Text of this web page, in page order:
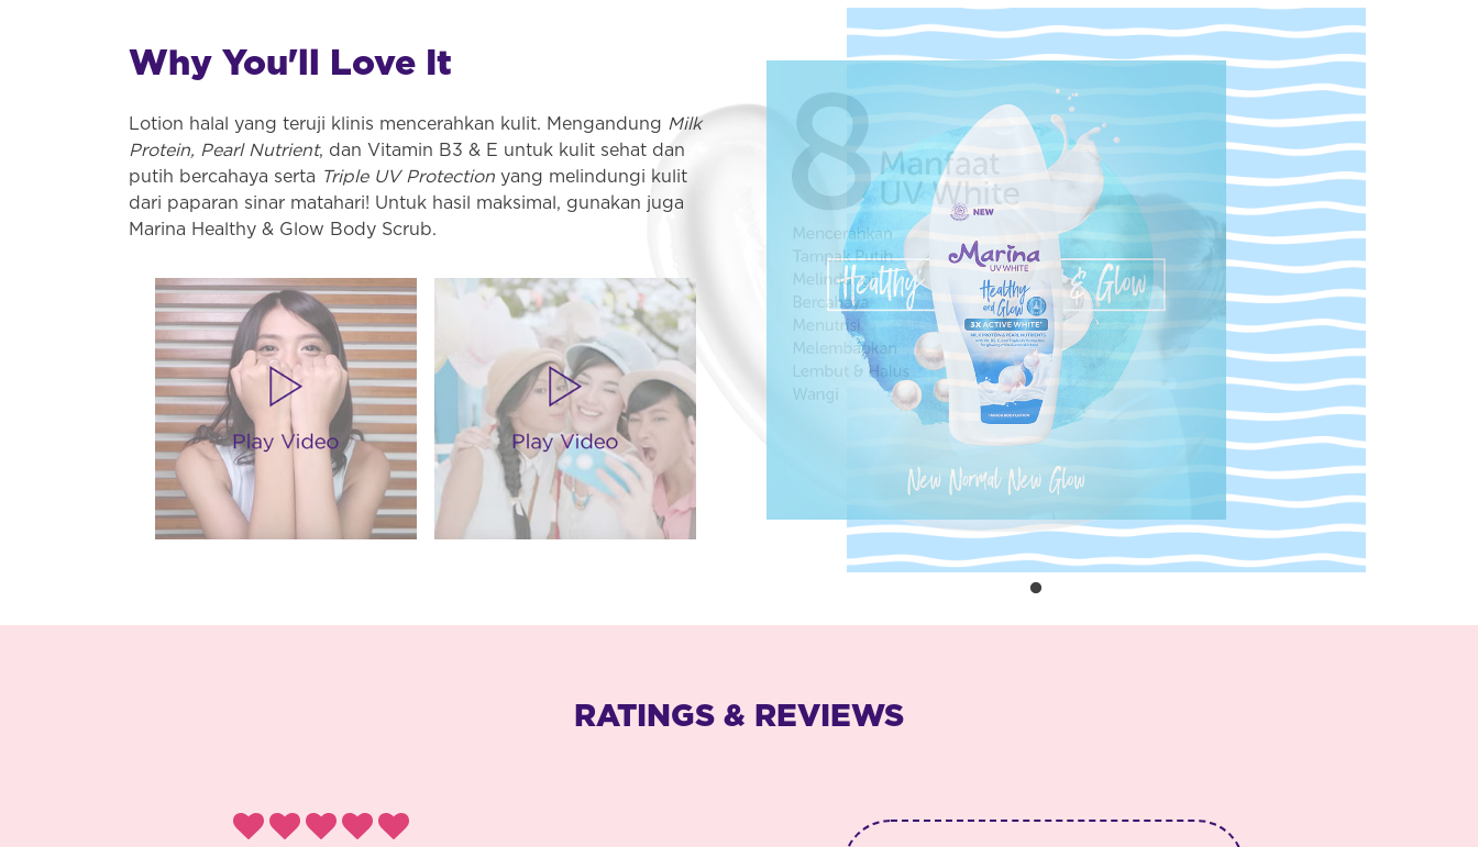
Why You'll Love It
Lotion halal yang teruji klinis mencerahkan kulit. Mengandung Milk
Protein, Pearl Nutrient, dan Vitamin B3 & E untuk kulit sehat dan
putih bercahaya serta Triple UV Protection yang melindungi kulit
dari paparan sinar matahari! Untuk hasil maksimal, gunakan juga
Marina Healthy & Glow Body Scrub.
RATINGS & REVIEWS